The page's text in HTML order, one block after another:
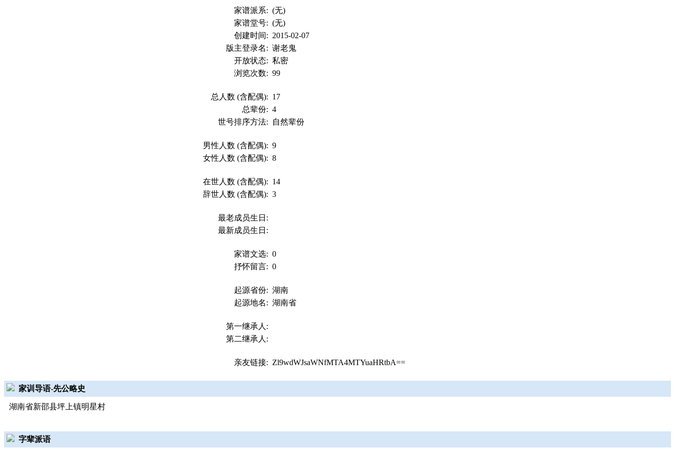
家谱派系: (无)
家谱堂号: (无)
创建时间: 2015-02-07
版主登录名: 谢老鬼
开放状态: 私密
浏览次数: 99
总人数 (含配偶): 17
总辈份: 4
世号排序方法:
自然辈份
男性人数 (含配偶): 9
女性人数 (含配偶): 8
在世人数 (含配偶): 14
辞世人数 (含配偶): 3
最老成员生日:
最新成员生日:
家谱文选: 0
抒怀留言: 0
起源省份: 湖南
起源地名: 湖南省
第一继承人:
第二继承人:
亲友链接: Zl9wdWJsaWNfMTA4MTYuaHRtbA==
家训导语-先公略史
湖南省新邵县坪上镇明星村
字辈派语